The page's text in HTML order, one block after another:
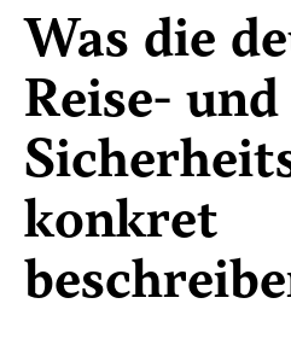
Was die
Reise- und
konkret